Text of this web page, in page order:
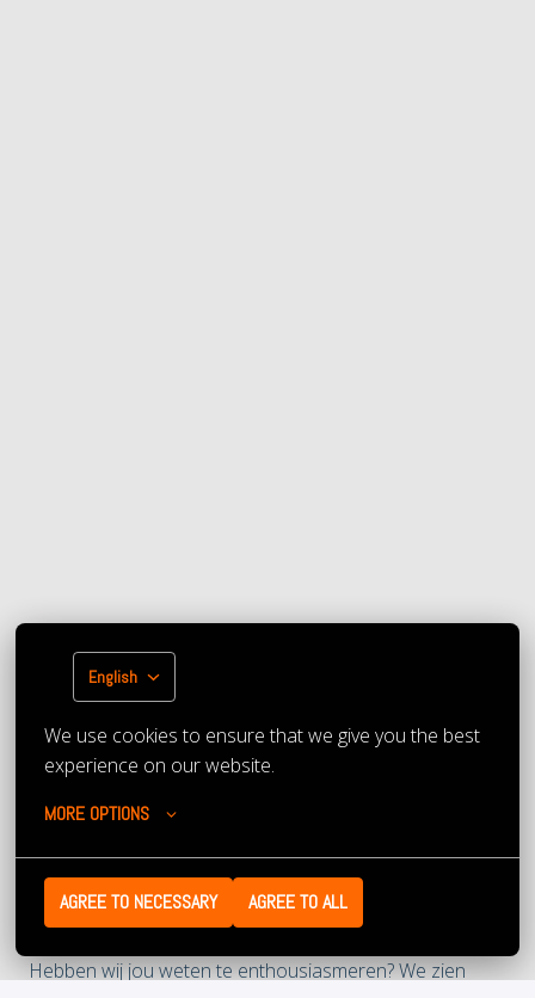
English
We use cookies to ensure that we give you the best
experience on our website.
MORE OPTIONS
AGREE TO NECESSARY AGREE TO ALL
Hebben wij jou weten te enthousiasmeren? We zien